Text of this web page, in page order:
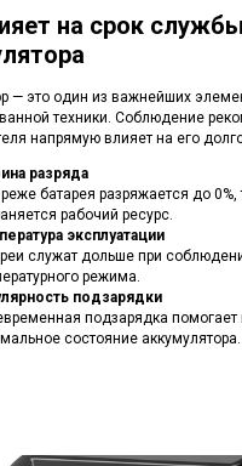
на срок службы
— это один из важнейших
техники. Соблюдение
напрямую влияет на его
разряда
батарея разряжается до
рабочий ресурс.
эксплуатации
служат дольше при
режима.
подзарядки
подзарядка
состояние аккумулятора.